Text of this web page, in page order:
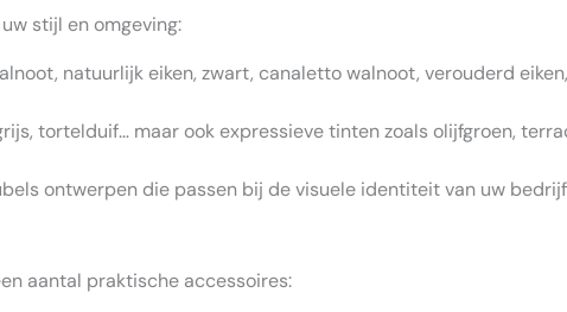
stijl en omgeving:
natuurlijk eiken, zwart, canaletto walnoot, verouderd
tortelduif… maar ook expressieve tinten zoals olijfgroen,
ontwerpen die passen bij de visuele identiteit van uw
aantal praktische accessoires: